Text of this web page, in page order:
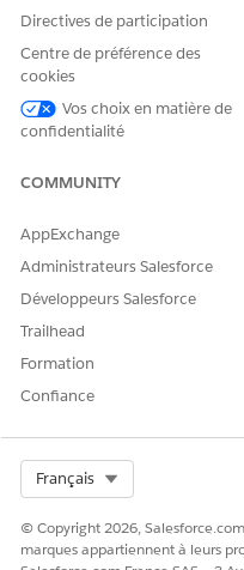
Directives de participation
Centre de préférence des
cookies
Vos choix en matière de
confidentialité
COMMUNITY
AppExchange
Administrateurs Salesforce
Développeurs Salesforce
Trailhead
Formation
Confiance
Français
© Copyright 2026,
marques appartiennent à leurs